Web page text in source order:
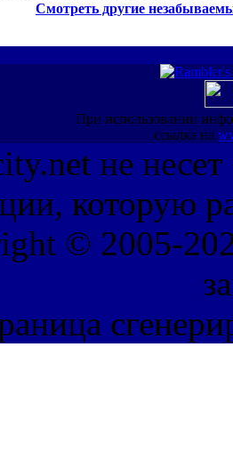
Смотреть другие
При использовании
ссылка на
не несет
которую
© 2005-